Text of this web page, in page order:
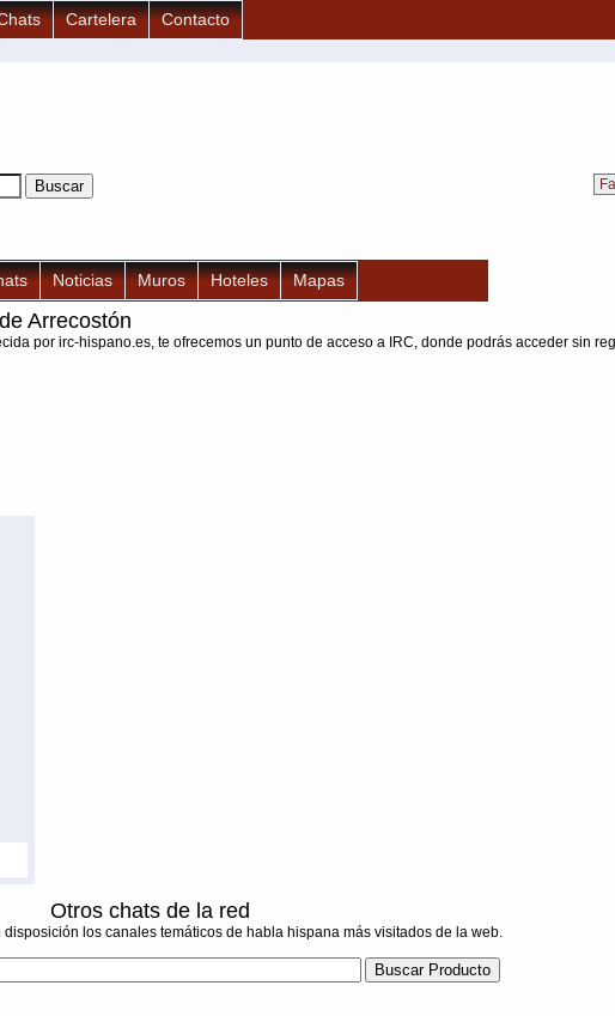
Cartelera Contacto
Noticias Muros Hoteles Mapas
Arrecostón
por irc-hispano.es, te ofrecemos un punto de acceso a IRC, donde podrás acceder sin
Otros chats de la red
los canales temáticos de habla hispana más visitados de la web.